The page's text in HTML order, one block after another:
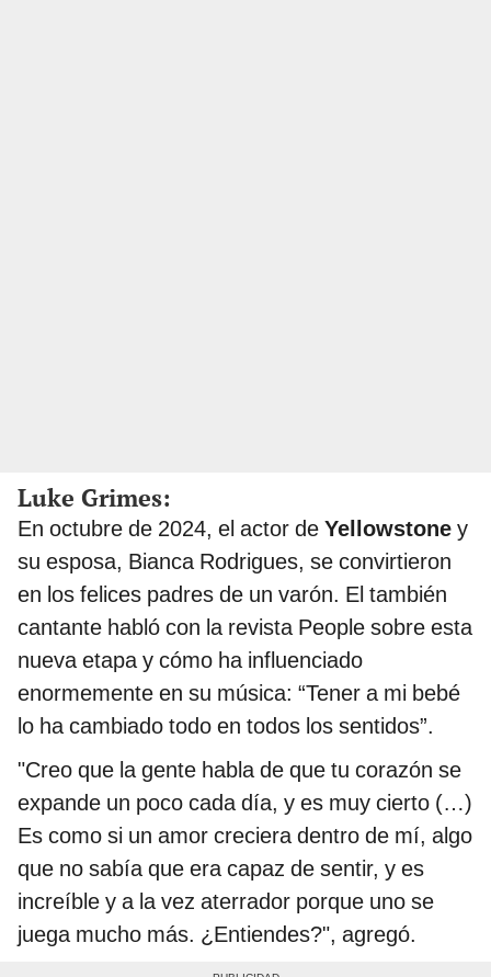
Luke Grimes:
En octubre de 2024, el actor de Yellowstone y
su esposa, Bianca Rodrigues, se convirtieron
en los felices padres de un varón. El también
cantante habló con la revista People sobre esta
nueva etapa y cómo ha influenciado
enormemente en su música: “Tener a mi bebé
lo ha cambiado todo en todos los sentidos”.
"Creo que la gente habla de que tu corazón se
expande un poco cada día, y es muy cierto (…)
Es como si un amor creciera dentro de mí, algo
que no sabía que era capaz de sentir, y es
increíble y a la vez aterrador porque uno se
juega mucho más. ¿Entiendes?", agregó.